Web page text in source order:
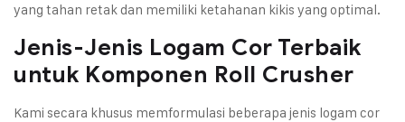
yang tahan retak dan memiliki ketahanan kikis yang optimal.
Jenis-Jenis Logam Cor Terbaik
untuk Komponen Roll Crusher
Kami secara khusus memformulasi beberapa jenis logam cor